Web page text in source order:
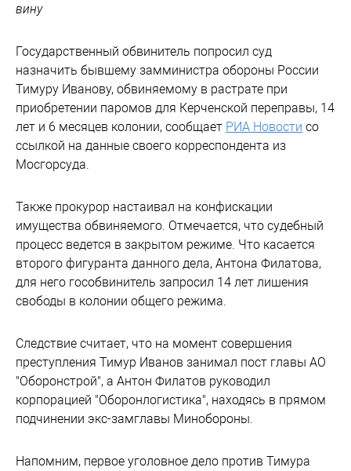
вину
Государственный обвинитель попросил суд
назначить бывшему замминистра обороны России
Тимуру Иванову, обвиняемому в растрате при
приобретении паромов для Керченской переправы, 14
лет и 6 месяцев колонии, сообщает РИА Новости со
ссылкой на данные своего корреспондента из
Мосгорсуда.
Также прокурор настаивал на конфискации
имущества обвиняемого. Отмечается, что судебный
процесс ведется в закрытом режиме. Что касается
второго фигуранта данного дела, Антона Филатова,
для него гособвинитель запросил 14 лет лишения
свободы в колонии общего режима.
Следствие считает, что на момент совершения
преступления Тимур Иванов занимал пост главы АО
"Оборонстрой", а Антон Филатов руководил
корпорацией "Оборонлогистика", находясь в прямом
подчинении экс-замглавы Минобороны.
Напомним, первое уголовное дело против Тимура